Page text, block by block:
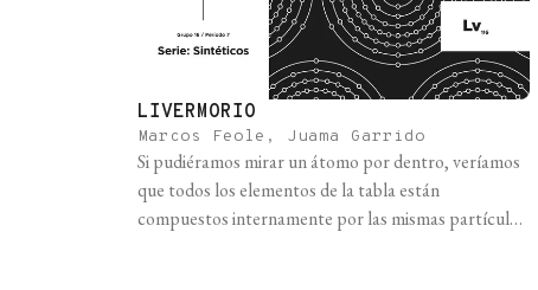
LIVERMORIO
Marcos Feole, Juama Garrido
Si pudiéramos mirar un átomo por dentro, veríamos
que todos los elementos de la tabla están
compuestos internamente por las mismas partículas: